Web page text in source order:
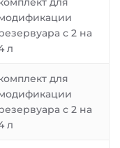
с 2 на
л
для
с 2 на
л